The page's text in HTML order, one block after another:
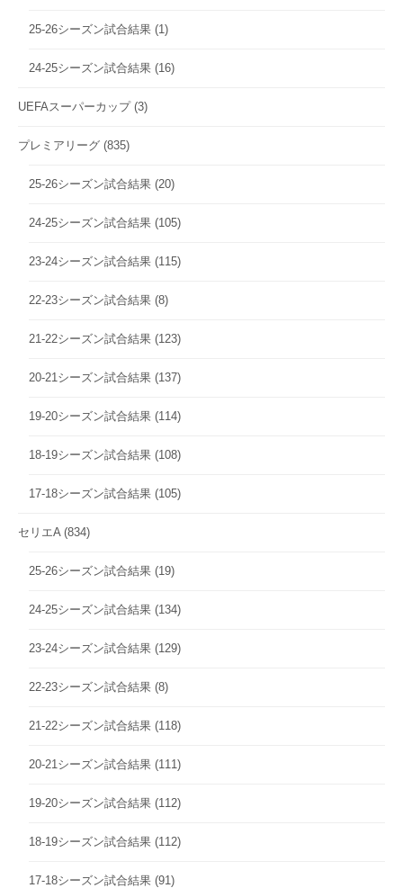
25-26シーズン試合結果 (1)
24-25シーズン試合結果 (16)
UEFAスーパーカップ(3)
プレミアリーグ (835)
25-26シーズン試合結果 (20)
24-25シーズン試合結果 (105)
23-24シーズン試合結果 (115)
22-23シーズン試合結果 (8)
21-22シーズン試合結果 (123)
20-21シーズン試合結果 (137)
19-20シーズン試合結果 (114)
18-19シーズン試合結果 (108)
17-18シーズン試合結果 (105)
セリエA (834)
25-26シーズン試合結果 (19)
24-25シーズン試合結果 (134)
23-24シーズン試合結果 (129)
22-23シーズン試合結果 (8)
21-22シーズン試合結果 (118)
20-21シーズン試合結果 (111)
19-20シーズン試合結果 (112)
18-19シーズン試合結果 (112)
17-18シーズン試合結果 (91)